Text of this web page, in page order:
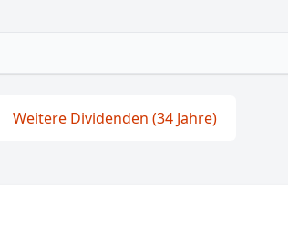
Weitere Dividenden (34 Jahre)